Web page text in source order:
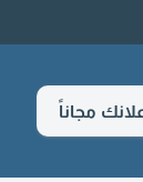
مجاناً